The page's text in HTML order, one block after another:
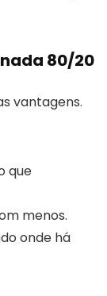
80/20
vantagens.
que
menos.
onde há